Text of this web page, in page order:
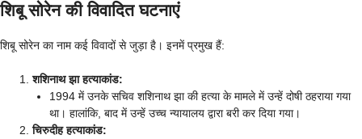
शिबू सोरेन की विवादित घटनाएं
शिबू सोरेन का नाम कई विवादों से जुड़ा है। इनमें प्रमुख हैं:
शशिनाथ झा हत्याकांड:
1994 में उनके सचिव शशिनाथ झा की हत्या के मामले में उन्हें दोषी ठहराया गया
था। हालांकि, बाद में उन्हें उच्च न्यायालय द्वारा बरी कर दिया गया।
चिरुदीह हत्याकांड: